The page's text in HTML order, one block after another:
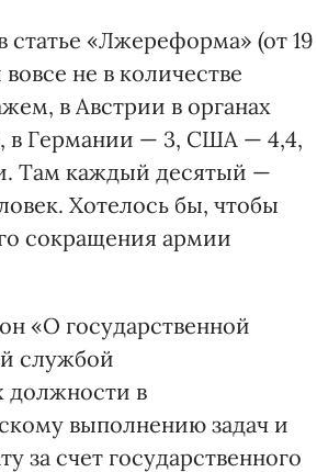
статье «Лжереформа» (от 19
не в количестве
в Австрии в органах
в Германии — 3, США — 4,4,
Там каждый десятый —
Хотелось бы, чтобы
сокращения армии
«О государственной
службой
должности в
выполнению задач и
за счет государственного